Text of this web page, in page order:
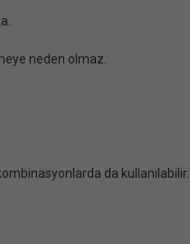
neden olmaz.
da kullanılabilir.